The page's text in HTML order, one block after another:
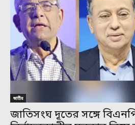
জাতীয়
জাতিসংঘ দূতের সঙ্গে